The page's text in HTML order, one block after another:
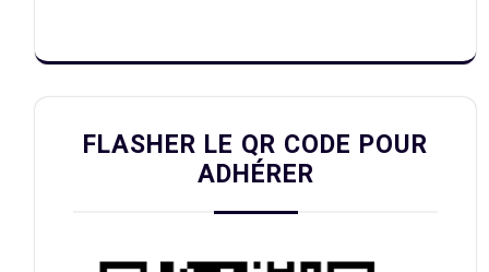
FLASHER LE QR CODE POUR
ADHÉRER